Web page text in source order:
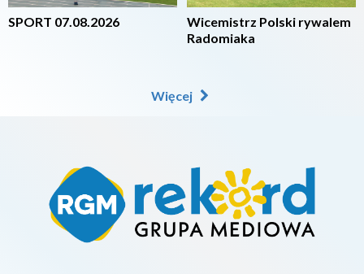
SPORT 07.08.2026
Wicemistrz Polski rywalem
Radomiaka
Więcej